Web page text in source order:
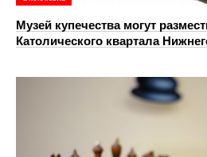
Музей купечества могут
Католического квартала